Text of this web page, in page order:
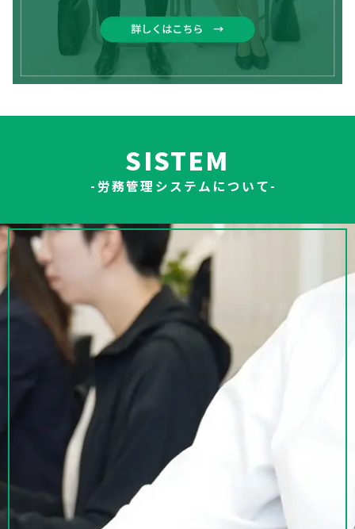
SISTEM
-労務管理システムについて-